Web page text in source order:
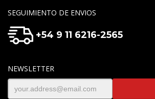
SEGUIMIENTO DE ENVIOS
+54 9 11 6216-2565
NEWSLETTER